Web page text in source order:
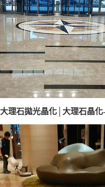
大理石拋光晶化│大理石晶化